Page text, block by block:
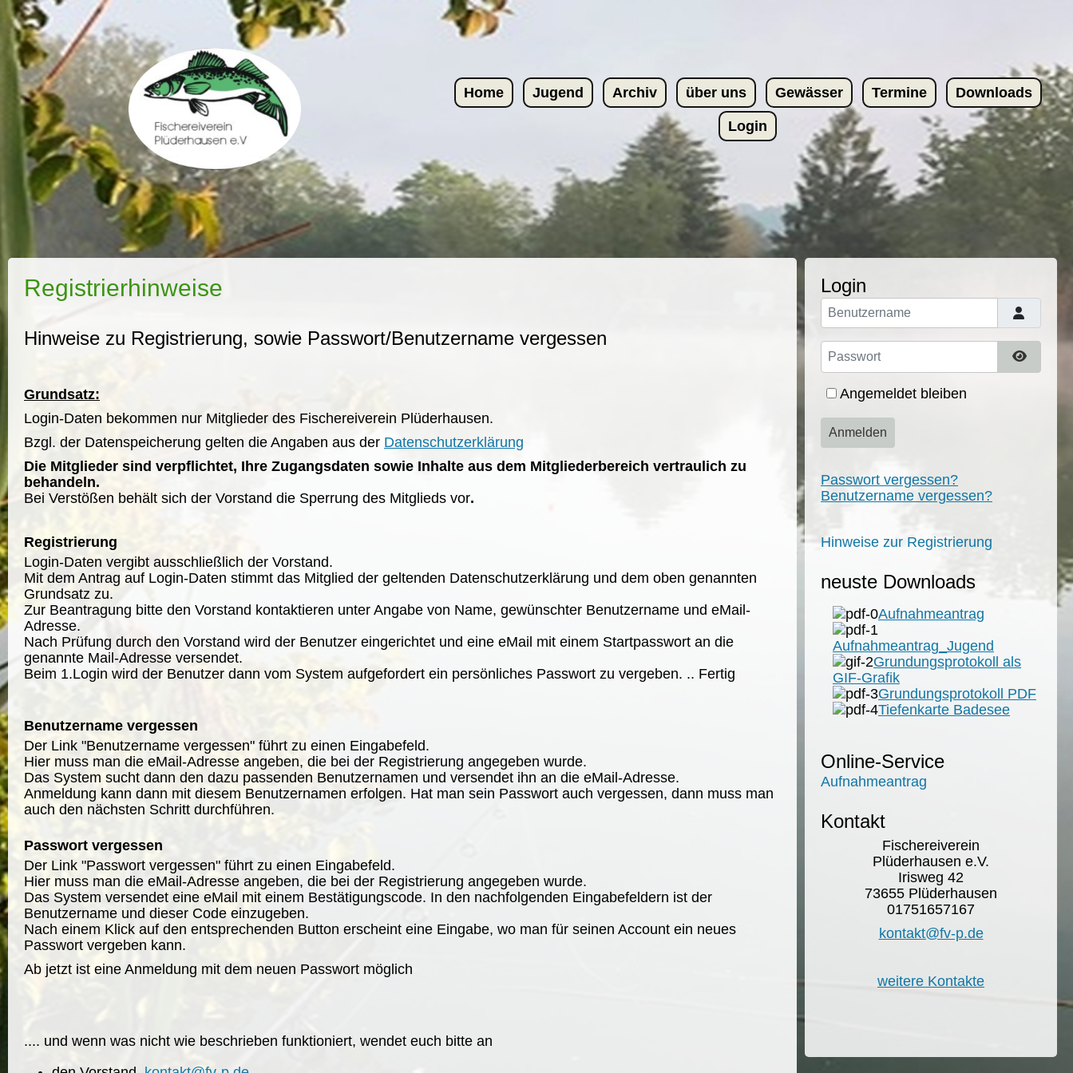
Home Jugend Archiv über uns Gewässer Termine Downloads
Login
Registrierhinweise
Hinweise zu Registrierung, sowie Passwort/Benutzername vergessen
Grundsatz:
Login-Daten bekommen nur Mitglieder des Fischereiverein Plüderhausen.
Bzgl. der Datenspeicherung gelten die Angaben aus der Datenschutzerklärung
Die Mitglieder sind verpflichtet, Ihre Zugangsdaten sowie Inhalte aus dem Mitgliederbereich vertraulich zu
behandeln.
Bei Verstößen behält sich der Vorstand die Sperrung des Mitglieds vor.
Registrierung
Login-Daten vergibt ausschließlich der Vorstand.
Mit dem Antrag auf Login-Daten stimmt das Mitglied der geltenden Datenschutzerklärung und dem oben genannten
Grundsatz zu.
Zur Beantragung bitte den Vorstand kontaktieren unter Angabe von Name, gewünschter Benutzername und eMail-
Adresse.
Nach Prüfung durch den Vorstand wird der Benutzer eingerichtet und eine eMail mit einem Startpasswort an die
genannte Mail-Adresse versendet.
Beim 1.Login wird der Benutzer dann vom System aufgefordert ein persönliches Passwort zu vergeben. .. Fertig
Benutzername vergessen
Der Link "Benutzername vergessen" führt zu einen Eingabefeld.
Hier muss man die eMail-Adresse angeben, die bei der Registrierung angegeben wurde.
Das System sucht dann den dazu passenden Benutzernamen und versendet ihn an die eMail-Adresse.
Anmeldung kann dann mit diesem Benutzernamen erfolgen. Hat man sein Passwort auch vergessen, dann muss man
auch den nächsten Schritt durchführen.
Passwort vergessen
Der Link "Passwort vergessen" führt zu einen Eingabefeld.
Hier muss man die eMail-Adresse angeben, die bei der Registrierung angegeben wurde.
Das System versendet eine eMail mit einem Bestätigungscode. In den nachfolgenden Eingabefeldern ist der
Benutzername und dieser Code einzugeben.
Nach einem Klick auf den entsprechenden Button erscheint eine Eingabe, wo man für seinen Account ein neues
Passwort vergeben kann.
Ab jetzt ist eine Anmeldung mit dem neuen Passwort möglich
.... und wenn was nicht wie beschrieben funktioniert, wendet euch bitte an
Login
Benutzername
Passwort
Angemeldet bleiben
Anmelden
Passwort vergessen?
Benutzername vergessen?
Hinweise zur Registrierung
neuste Downloads
Aufnahmeantrag
Aufnahmeantrag_Jugend
Grundungsprotokoll als
GIF-Grafik
Grundungsprotokoll PDF
Tiefenkarte Badesee
Online-Service
Aufnahmeantrag
Kontakt
Fischereiverein
Plüderhausen e.V.
Irisweg 42
73655 Plüderhausen
01751657167
kontakt@fv-p.de
weitere Kontakte